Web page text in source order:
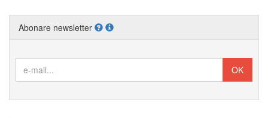
Abonare newsletter